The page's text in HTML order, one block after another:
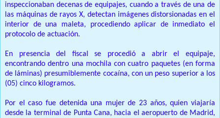
inspeccionaban decenas de equipajes, cuando a través de una de
las máquinas de rayos X, detectan imágenes distorsionadas en el
interior de una maleta, procediendo aplicar de inmediato el
protocolo de actuación.
En presencia del fiscal se procedió a abrir el equipaje,
encontrando dentro una mochila con cuatro paquetes (en forma
de láminas) presumiblemente cocaína, con un peso superior a los
(05) cinco kilogramos.
Por el caso fue detenida una mujer de 23 años, quien viajaría
desde la terminal de Punta Cana, hacia el aeropuerto de Madrid,